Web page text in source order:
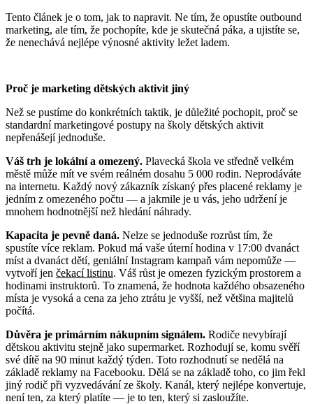
Tento článek je o tom, jak to napravit. Ne tím, že opustíte outbound
marketing, ale tím, že pochopíte, kde je skutečná páka, a ujistíte se,
že nenechává nejlépe výnosné aktivity ležet ladem.
Proč je marketing dětských aktivit jiný
Než se pustíme do konkrétních taktik, je důležité pochopit, proč se
standardní marketingové postupy na školy dětských aktivit
nepřenášejí jednoduše.
Váš trh je lokální a omezený. Plavecká škola ve středně velkém
městě může mít ve svém reálném dosahu 5 000 rodin. Neprodáváte
na internetu. Každý nový zákazník získaný přes placené reklamy je
jedním z omezeného počtu — a jakmile je u vás, jeho udržení je
mnohem hodnotnější než hledání náhrady.
Kapacita je pevně daná. Nelze se jednoduše rozrůst tím, že
spustíte více reklam. Pokud má vaše úterní hodina v 17:00 dvanáct
míst a dvanáct dětí, geniální Instagram kampaň vám nepomůže —
vytvoří jen čekací listinu. Váš růst je omezen fyzickým prostorem a
hodinami instruktorů. To znamená, že hodnota každého obsazeného
místa je vysoká a cena za jeho ztrátu je vyšší, než většina majitelů
počítá.
Důvěra je primárním nákupním signálem. Rodiče nevybírají
dětskou aktivitu stejně jako supermarket. Rozhodují se, komu svěří
své dítě na 90 minut každý týden. Toto rozhodnutí se nedělá na
základě reklamy na Facebooku. Dělá se na základě toho, co jim řekl
jiný rodič při vyzvedávání ze školy. Kanál, který nejlépe konvertuje,
není ten, za který platíte — je to ten, který si zasloužíte.